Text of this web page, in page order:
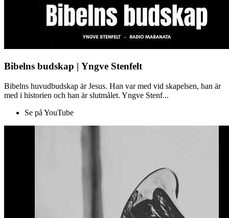
Bibelns budskap | Yngve Stenfelt
Bibelns huvudbudskap är Jesus. Han var med vid skapelsen, han är
med i historien och han är slutmålet. Yngve Stenf...
Se på YouTube